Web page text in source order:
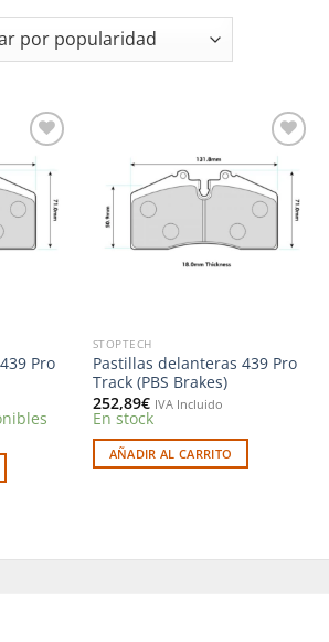
Añadir
a la
lista de
deseos
Pro
Añadir
a la
lista de
deseos
STOPTECH
Pastillas delanteras 439 Pro
Track (PBS Brakes)
252,89€ IVA Incluido
En stock
AÑADIR AL CARRITO